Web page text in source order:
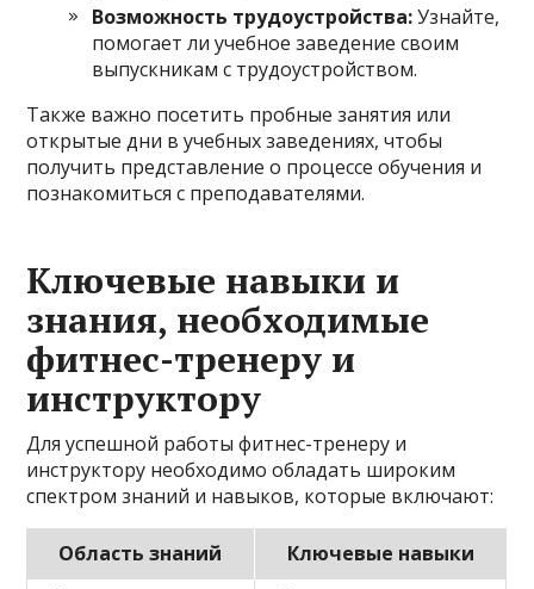
Возможность трудоустройства:Узнайте,
помогает ли учебное заведение своим
выпускникам с трудоустройством.
Также важно посетить пробные занятия или
открытые дни в учебных заведениях, чтобы
получить представление о процессе обучения и
познакомиться с преподавателями.
Ключевые навыки и
знания, необходимые
фитнес-тренеру и
инструктору
Для успешной работы фитнес-тренеру и
инструктору необходимо обладать широким
спектром знаний и навыков, которые включают:
Область знаний
Ключевые навыки